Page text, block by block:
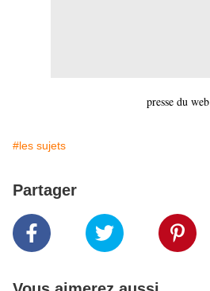
presse du web
#les sujets
Partager